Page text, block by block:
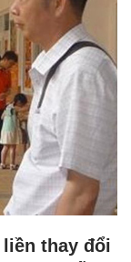
thay đổi